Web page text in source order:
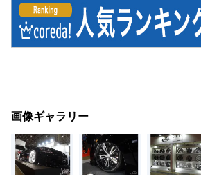
画像ギャラリー